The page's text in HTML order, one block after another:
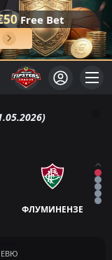
Free Bet
ФЛУМИНЕНЗЕ